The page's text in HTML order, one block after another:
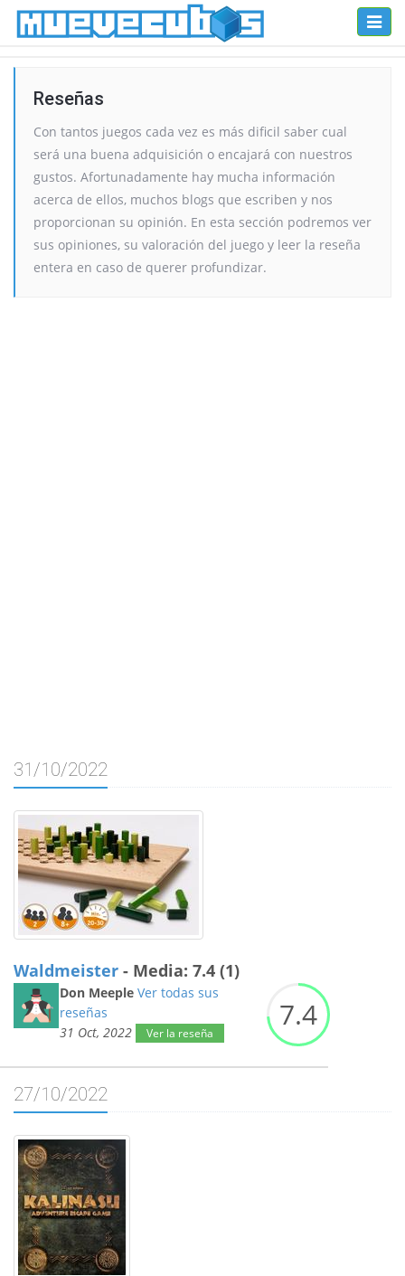
Toggle
Reseñas
Con tantos juegos cada vez es más dificil saber cual
será una buena adquisición o encajará con nuestros
gustos. Afortunadamente hay mucha información
acerca de ellos, muchos blogs que escriben y nos
proporcionan su opinión. En esta sección podremos ver
sus opiniones, su valoración del juego y leer la reseña
entera en caso de querer profundizar.
31/10/2022
Waldmeister - Media: 7.4 (1)
Don Meeple Ver todas sus
reseñas
31 Oct, 2022
Ver la reseña
7.4
27/10/2022